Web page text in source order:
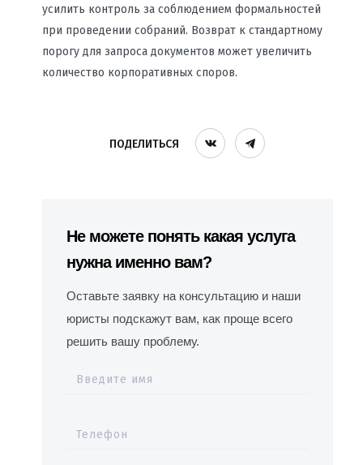
усилить контроль за соблюдением формальностей
при проведении собраний. Возврат к стандартному
порогу для запроса документов может увеличить
количество корпоративных споров.
ПОДЕЛИТЬСЯ
Не можете понять какая услуга
нужна именно вам?
Оставьте заявку на консультацию и наши
юристы подскажут вам, как проще всего
решить вашу проблему.
Введите имя
Телефон